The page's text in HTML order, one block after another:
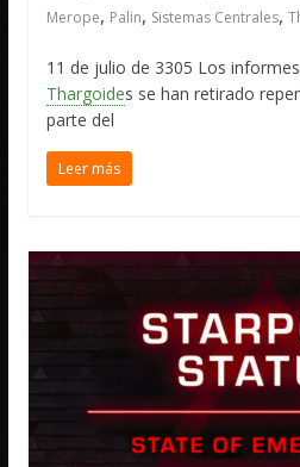
Merope, Palin, Sistemas Centrales,
11 de julio de 3305 Los
Thargoides se han retirado
parte del
Leer más